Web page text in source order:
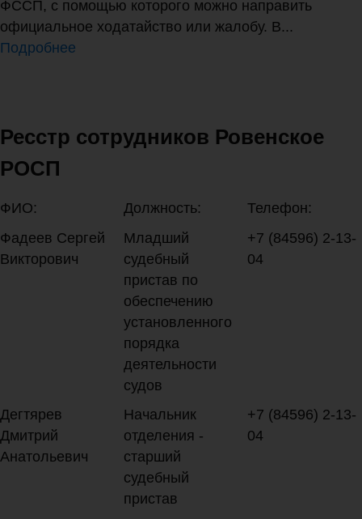
ФССП, с помощью которого можно направить
официальное ходатайство или жалобу. В...
Подробнее
Ресстр сотрудников Ровенское
РОСП
ФИО: Должность:
Телефон:
Фадеев Сергей
Викторович
Младший
судебный
пристав по
обеспечению
установленного
порядка
деятельности
судов
+7 (84596) 2-13-
04
Дегтярев
Дмитрий
Анатольевич
Начальник
отделения -
старший
судебный
пристав
+7 (84596) 2-13-
04